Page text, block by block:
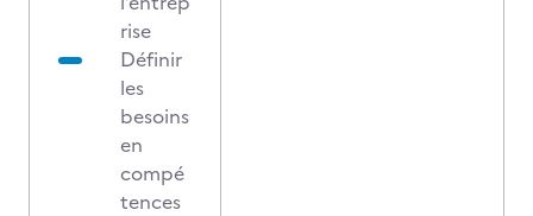
rise
Définir
les
besoins
en
compé
tences